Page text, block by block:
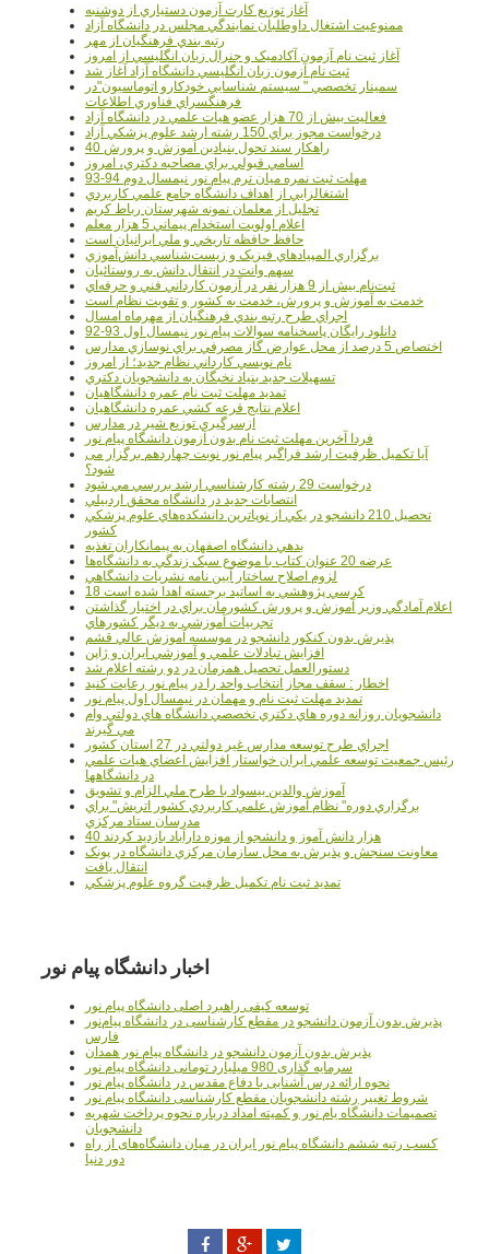
آغاز توزيع کارت آزمون دستياري از دوشنبه
ممنوعيت اشتغال داوطلبان نمايندگي مجلس در دانشگاه آزاد
رتبه بندي فرهنگيان از مهر
آغاز ثبت نام آزمون آکادميک و جنرال زبان انگليسي از امروز
ثبت نام آزمون زبان انگليسي دانشگاه آزاد آغاز شد
سمينار تخصصي " سيستم شناسايي خودکارو اتوماسيون"در
فرهنگسراي فناوري اطلاعات
فعاليت بيش از 70 هزار عضو هيات علمي در دانشگاه آزاد
درخواست مجوز براي 150 رشته ارشد علوم پزشکي آزاد
40 راهکار سند تحول بنيادين آموزش و پرورش
اسامي قبولي براي مصاحبه دکتري، امروز
مهلت ثبت نمره میان ترم پیام نور نیمسال دوم 94-93
اشتغالزايي از اهداف دانشگاه جامع علمي کاربردي
تجليل از معلمان نمونه شهرستان رباط کريم
اعلام اولويت استخدام پيماني 5 هزار معلم
حافظ حافظه تاريخي و ملي ايرانيان است
برگزاري المپيادهاي فيزيک و زيست‌شناسي دانش‌آموزي
سهم وانت در انتقال دانش به روستائيان
ثبت‌نام بيش از 9 هزار نفر در آزمون کارداني فني و حرفه‌اي
خدمت به آموزش و پرورش، خدمت به کشور و تقويت نظام است
اجراي طرح رتبه بندي فرهنگيان از مهرماه امسال
دانلود رایگان پاسخنامه سوالات پیام نور نیمسال اول 93-92
اختصاص 5 درصد از محل عوارض گاز مصرفي براي نوسازي مدارس
نام نويسي کارداني نظام جديد؛ از امروز
تسهيلات جديد بنياد نخبگان به دانشجويان دکتري
تمديد مهلت ثبت نام عمره دانشگاهيان
اعلام نتايج قرعه کشي عمره دانشگاهيان
ازسرگيري توزيع شير در مدارس
فردا آخرین مهلت ثبت نام بدون آزمون دانشگاه پیام نور
آیا تکمیل ظرفیت ارشد فراگیر پیام نور نوبت چهاردهم برگزار می
شود؟
درخواست 29 رشته کارشناسي ارشد بررسي مي شود
انتصابات جديد در دانشگاه محقق اردبيلي
تحصيل 210 دانشجو در يکي از نوپاترين دانشکده‌هاي علوم پزشکي
کشور
بدهي دانشگاه اصفهان به پيمانکاران تغذيه
عرضه 20 عنوان کتاب با موضوع سبک زندگي به دانشگاه‌ها
لزوم اصلاح ساختار آيين نامه نشريات دانشگاهي
18 کرسي پژوهشي به اساتيد برجسته اهدا شده است
اعلام آمادگي وزير آموزش و پرورش کشورمان براي در اختيار گذاشتن
تجربيات آموزشي به ديگر کشورهاي
پذيرش بدون کنکور دانشجو در موسسه آموزش عالي قشم
افزايش تبادلات علمي و آموزشي ايران و ژاپن
دستورالعمل تحصیل همزمان در دو رشته اعلام شد
اخطار : سقف مجاز انتخاب واحد را در پیام نور رعایت کنید
تمدید مهلت ثبت نام و مهمان در نیمسال اول پیام نور
دانشجويان روزانه دوره هاي دكتري تخصصي دانشگاه هاي دولتي وام
مي گيرند
اجراي طرح توسعه مدارس غير دولتي در 27 استان کشور
رئيس جمعيت توسعه علمي ايران خواستار افزايش اعضاي هيات علمي
در دانشگاهها
آموزش والدين بيسواد با طرح ملي الزام و تشويق
برگزاري دوره" نظام آموزش علمي كاربردي كشور اتريش" براي
مدرسان ستاد مرکزي
40 هزار دانش آموز و دانشجو از موزه دارآباد بازديد کردند
معاونت سنجش و پذيرش به محل سازمان مرکزي دانشگاه در پونک
انتقال يافت
تمديد ثبت نام تکميل ظرفيت گروه علوم پزشکي
اخبار دانشگاه پیام نور
توسعه کیفی راهبرد اصلی دانشگاه پیام نور
پذیرش بدون آزمون دانشجو در مقطع کارشناسی در دانشگاه پیام‌نور
فارس
پذیرش بدون آزمون دانشجو در دانشگاه پیام نور همدان
سرمایه گذاری 980 میلیارد تومانی دانشگاه پیام نور
نحوه ارائه درس آشنایی با دفاع مقدس در دانشگاه پیام نور
شروط تغییر رشته دانشجویان مقطع کارشناسی دانشگاه پیام نور
تصمیمات دانشگاه یام نور و کمیته امداد درباره نحوه پرداخت شهریه
دانشجویان
کسب رتبه ششم دانشگاه پیام نور ایران در میان دانشگاه‌های از راه
دور دنیا